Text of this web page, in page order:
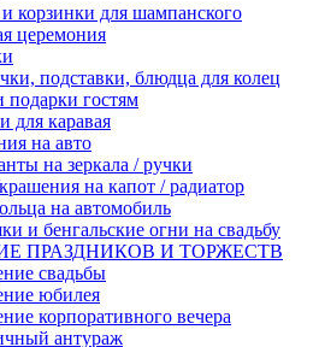
корзинки для шампанского
церемония
подставки, блюдца для колец
гостям
для каравая
на авто
на зеркала / ручки
на капот / радиатор
на автомобиль
и бенгальские огни на свадьбу
ПРАЗДНИКОВ И ТОРЖЕСТВ
свадьбы
юбилея
корпоративного вечера
антураж